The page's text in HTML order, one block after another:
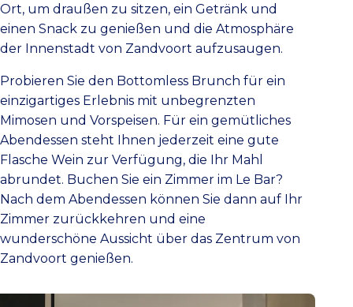
Ort, um draußen zu sitzen, ein Getränk und
einen Snack zu genießen und die Atmosphäre
der Innenstadt von Zandvoort aufzusaugen.
Probieren Sie den Bottomless Brunch für ein
einzigartiges Erlebnis mit unbegrenzten
Mimosen und Vorspeisen. Für ein gemütliches
Abendessen steht Ihnen jederzeit eine gute
Flasche Wein zur Verfügung, die Ihr Mahl
abrundet. Buchen Sie ein Zimmer im Le Bar?
Nach dem Abendessen können Sie dann auf Ihr
Zimmer zurückkehren und eine
wunderschöne Aussicht über das Zentrum von
Zandvoort genießen.